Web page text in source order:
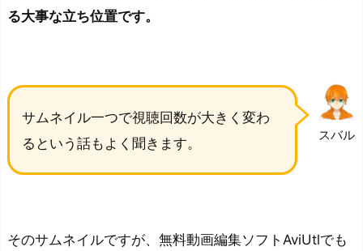
る大事な立ち位置です。
スバル
サムネイル一つで視聴回数が大きく変わ
るという話もよく聞きます。
そのサムネイルですが、無料動画編集ソフトAviUtlでも